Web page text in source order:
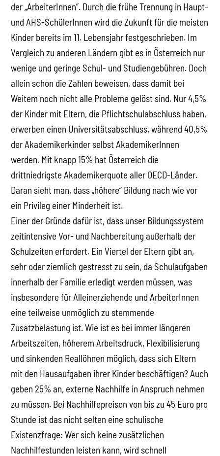
der „ArbeiterInnen”. Durch die frühe Trennung in Haupt-
und AHS-SchülerInnen wird die Zukunft für die meisten
Kinder bereits im 11. Lebensjahr festgeschrieben. Im
Vergleich zu anderen Ländern gibt es in Österreich nur
wenige und geringe Schul- und Studiengebühren. Doch
allein schon die Zahlen beweisen, dass damit bei
Weitem noch nicht alle Probleme gelöst sind. Nur 4,5%
der Kinder mit Eltern, die Pflichtschulabschluss haben,
erwerben einen Universitätsabschluss, während 40,5%
der Akademikerkinder selbst AkademikerInnen
werden. Mit knapp 15% hat Österreich die
drittniedrigste Akademikerquote aller OECD-Länder.
Daran sieht man, dass „höhere” Bildung nach wie vor
ein Privileg einer Minderheit ist.
Einer der Gründe dafür ist, dass unser Bildungssystem
zeitintensive Vor- und Nachbereitung außerhalb der
Schulzeiten erfordert. Ein Viertel der Eltern gibt an,
sehr oder ziemlich gestresst zu sein, da Schulaufgaben
innerhalb der Familie erledigt werden müssen, was
insbesondere für Alleinerziehende und ArbeiterInnen
eine teilweise unmöglich zu stemmende
Zusatzbelastung ist. Wie ist es bei immer längeren
Arbeitszeiten, höherem Arbeitsdruck, Flexibilisierung
und sinkenden Reallöhnen möglich, dass sich Eltern
mit den Hausaufgaben ihrer Kinder beschäftigen? Auch
geben 25% an, externe Nachhilfe in Anspruch nehmen
zu müssen. Bei Nachhilfepreisen von bis zu 45 Euro pro
Stunde ist das nicht selten eine schulische
Existenzfrage: Wer sich keine zusätzlichen
Nachhilfestunden leisten kann, wird schnell